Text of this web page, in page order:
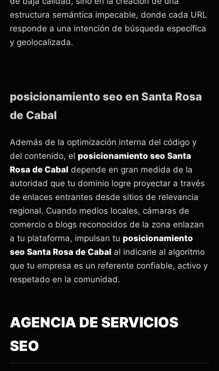
estructura semántica impecable, donde cada URL
responde a una intención de búsqueda específica
y geolocalizada.
posicionamiento seo en Santa Rosa
de Cabal
Además de la optimización interna del código y
del contenido, el posicionamiento seo Santa
Rosa de Cabal depende en gran medida de la
autoridad que tu dominio logre proyectar a través
de enlaces entrantes desde sitios de relevancia
regional. Cuando medios locales, cámaras de
comercio o blogs reconocidos de la zona enlazan
a tu plataforma, impulsan tu posicionamiento
seo Santa Rosa de Cabal al indicarle al algoritmo
que tu empresa es un referente confiable, activo y
respetado en la comunidad.
AGENCIA DE SERVICIOS
SEO